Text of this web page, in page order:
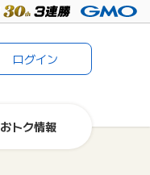
ログイン
おトク情報